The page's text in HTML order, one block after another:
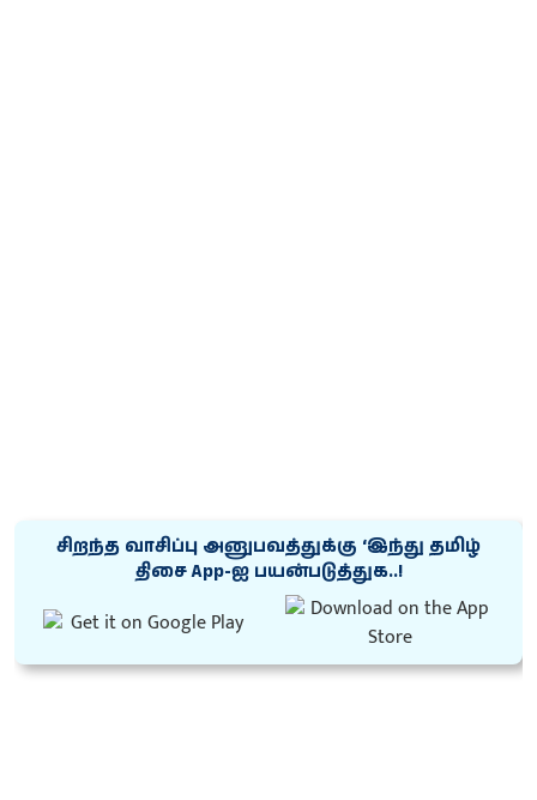
சிறந்த வாசிப்பு அனுபவத்துக்கு ‘இந்து தமிழ்
திசை App-ஐ பயன்படுத்துக..!